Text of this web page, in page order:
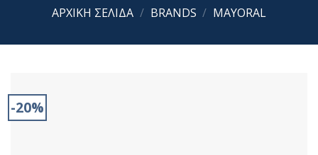
ΑΡΧΙΚΉ ΣΕΛΊΔΑ / BRANDS / MAYORAL
-20%